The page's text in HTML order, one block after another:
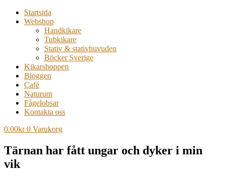
Startsida
Webshop
Handkikare
Tubkikare
Stativ & stativhuvuden
Böcker Sverige
Kikarshoppen
Bloggen
Café
Naturum
Fågelobsar
Kontakta oss
0.00kr 0 Varukorg
Tärnan har fått ungar och dyker i min
vik